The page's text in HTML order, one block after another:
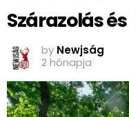
Szárazolás
by Newjság
2 hónapja